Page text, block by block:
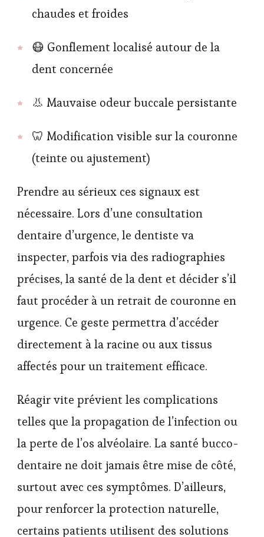
chaudes et froides
😷 Gonflement localisé autour de la
dent concernée
👃 Mauvaise odeur buccale persistante
🦷 Modification visible sur la couronne
(teinte ou ajustement)
Prendre au sérieux ces signaux est
nécessaire. Lors d’une consultation
dentaire d’urgence, le dentiste va
inspecter, parfois via des radiographies
précises, la santé de la dent et décider s’il
faut procéder à un retrait de couronne en
urgence. Ce geste permettra d’accéder
directement à la racine ou aux tissus
affectés pour un traitement efficace.
Réagir vite prévient les complications
telles que la propagation de l’infection ou
la perte de l’os alvéolaire. La santé bucco-
dentaire ne doit jamais être mise de côté,
surtout avec ces symptômes. D’ailleurs,
pour renforcer la protection naturelle,
certains patients utilisent des solutions